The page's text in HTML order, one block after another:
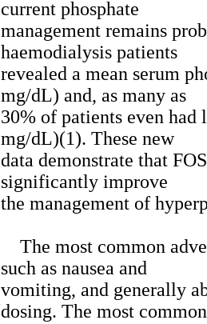
current phosphate
management remains
haemodialysis patients
revealed a mean serum
mg/dL) and, as many as
30% of patients even
mg/dL)(1). These new
data demonstrate that
significantly improve
the management of
The most common
such as nausea and
vomiting, and generally
dosing. The most common